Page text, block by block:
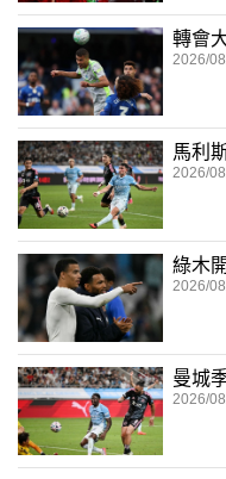
轉會
2026/
馬利
2026/
綠木
2026/
曼城
2026/